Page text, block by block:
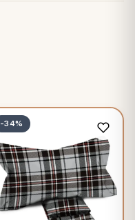
-34%